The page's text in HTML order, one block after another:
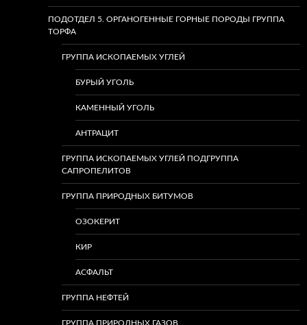
ПОДОТДЕЛ 5. ОРГАНОГЕННЫЕ ГОРНЫЕ ПОРОДЫ ГРУППА
ТОРФА
ГРУППА ИСКОПАЕМЫХ УГЛЕЙ
БУРЫЙ УГОЛЬ
КАМЕННЫЙ УГОЛЬ
АНТРАЦИТ
ГРУППА ИСКОПАЕМЫХ УГЛЕЙ ПОДГРУППА
САПРОПЕЛИТОВ
ГРУППА ПРИРОДНЫХ БИТУМОВ
ОЗОКЕРИТ
КИР
АСФАЛЬТ
ГРУППА НЕФТЕЙ
ГРУППА ПРИРОДНЫХ ГАЗОВ